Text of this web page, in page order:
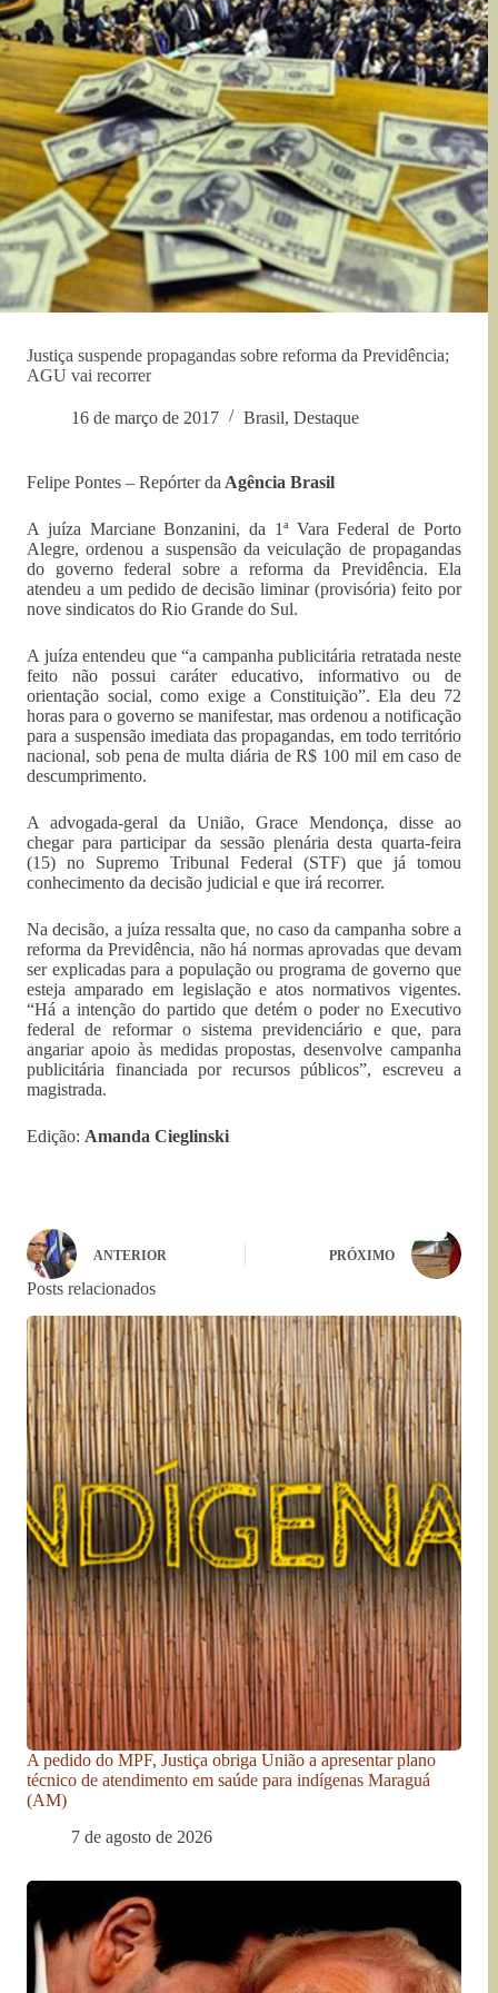
Justiça suspende propagandas sobre reforma da Previdência;
AGU vai recorrer
16 de março de 2017 Brasil, Destaque
Felipe Pontes – Repórter da Agência Brasil
A juíza Marciane Bonzanini, da 1ª Vara Federal de Porto
Alegre, ordenou a suspensão da veiculação de propagandas
do governo federal sobre a reforma da Previdência. Ela
atendeu a um pedido de decisão liminar (provisória) feito por
nove sindicatos do Rio Grande do Sul.
A juíza entendeu que “a campanha publicitária retratada neste
feito não possui caráter educativo, informativo ou de
orientação social, como exige a Constituição”. Ela deu 72
horas para o governo se manifestar, mas ordenou a notificação
para a suspensão imediata das propagandas, em todo território
nacional, sob pena de multa diária de R$ 100 mil em caso de
descumprimento.
A advogada-geral da União, Grace Mendonça, disse ao
chegar para participar da sessão plenária desta quarta-feira
(15) no Supremo Tribunal Federal (STF) que já tomou
conhecimento da decisão judicial e que irá recorrer.
Na decisão, a juíza ressalta que, no caso da campanha sobre a
reforma da Previdência, não há normas aprovadas que devam
ser explicadas para a população ou programa de governo que
esteja amparado em legislação e atos normativos vigentes.
“Há a intenção do partido que detém o poder no Executivo
federal de reformar o sistema previdenciário e que, para
angariar apoio às medidas propostas, desenvolve campanha
publicitária financiada por recursos públicos”, escreveu a
magistrada.
Edição: Amanda Cieglinski
ANTERIOR PRÓXIMO
Posts relacionados
A pedido do MPF, Justiça obriga União a apresentar plano
técnico de atendimento em saúde para indígenas Maraguá
(AM)
7 de agosto de 2026